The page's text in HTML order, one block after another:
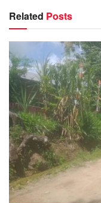
Related Posts